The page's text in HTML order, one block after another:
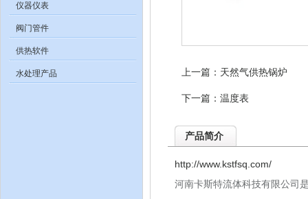
仪器仪表
阀门管件
供热软件
水处理产品 上一篇： 天然气供热锅炉
下一篇： 温度表
产品简介
http://www.kstfsq.com/
河南卡斯特流体科技有限公司